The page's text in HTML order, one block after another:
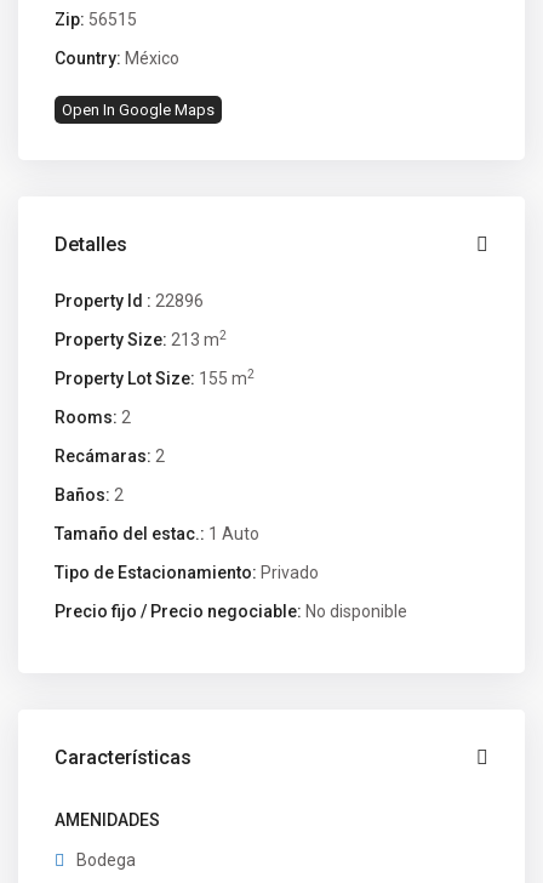
Zip: 56515
Country: México
Open In Google Maps
Detalles
Property Id : 22896
Property Size: 213 m2
Property Lot Size: 155 m2
Rooms: 2
Recámaras: 2
Baños: 2
Tamaño del estac.: 1 Auto
Tipo de Estacionamiento: Privado
Precio fijo / Precio negociable: No disponible
Características
AMENIDADES
Bodega